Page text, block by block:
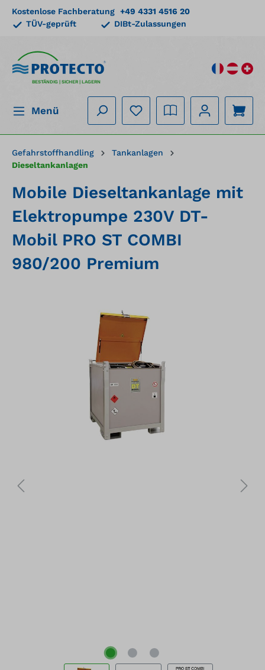
springen
Kostenlose Fachberatung +49 4331 4516 20
TÜV-geprüft
DIBt-Zulassungen
BESTÄNDIG | SICHER | LAGERN
Menü
Gefahrstoffhandling
Tankanlagen
Dieseltankanlagen
Mobile Dieseltankanlage mit
Elektropumpe 230V DT-
Mobil PRO ST COMBI
980/200 Premium
Bildergalerie überspringen